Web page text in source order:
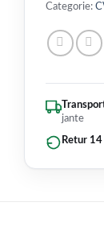
Categorie:
jante
Retur 14